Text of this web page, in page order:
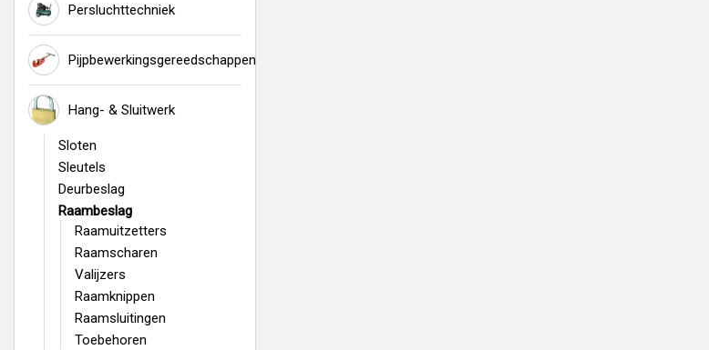
Persluchttechniek
Pijpbewerkingsgereedschappen
Hang- & Sluitwerk
Sloten
Sleutels
Deurbeslag
Raambeslag
Raamuitzetters
Raamscharen
Valijzers
Raamknippen
Raamsluitingen
Toebehoren